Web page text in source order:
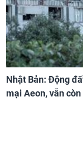
Nhật Bản: Động
mại Aeon, vẫn